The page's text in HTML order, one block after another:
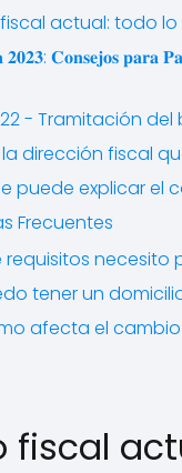
actual: todo
𝟐𝟎𝟐𝟑: 𝐂𝐨𝐧𝐬𝐞𝐣𝐨𝐬
- Tramitación
la dirección fiscal
puede explicar el
Frecuentes
requisitos
tener un
afecta el
fiscal